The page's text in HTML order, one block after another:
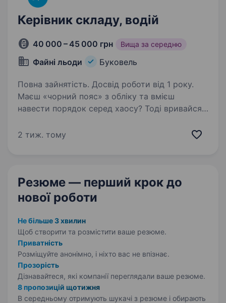
Керівник складу, водій
40 000 – 45 000 грн Вища за середню
Файні льоди Буковель
Повна зайнятість. Досвід роботи від 1 року.
Маєш «чорний пояс» з обліку та вмієш
навести порядок серед хаосу? Тоді вривайся
тебе! Файні Льоди — це майстерня
2 тиж. тому
Резюме — перший крок до
нової роботи
Не більше 3 хвилин
Щоб створити та розмістити ваше резюме.
Приватність
Розміщуйте анонімно, і ніхто вас не впізнає.
Прозорість
Дізнавайтеся, які компанії переглядали ваше резюме.
8 пропозицій щотижня
В середньому отримують шукачі з резюме і обирають